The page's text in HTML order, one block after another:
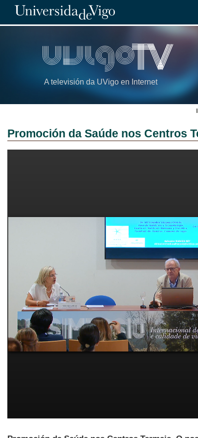
A televisión da UVigo en Internet
Promoción da Saúde nos Centros